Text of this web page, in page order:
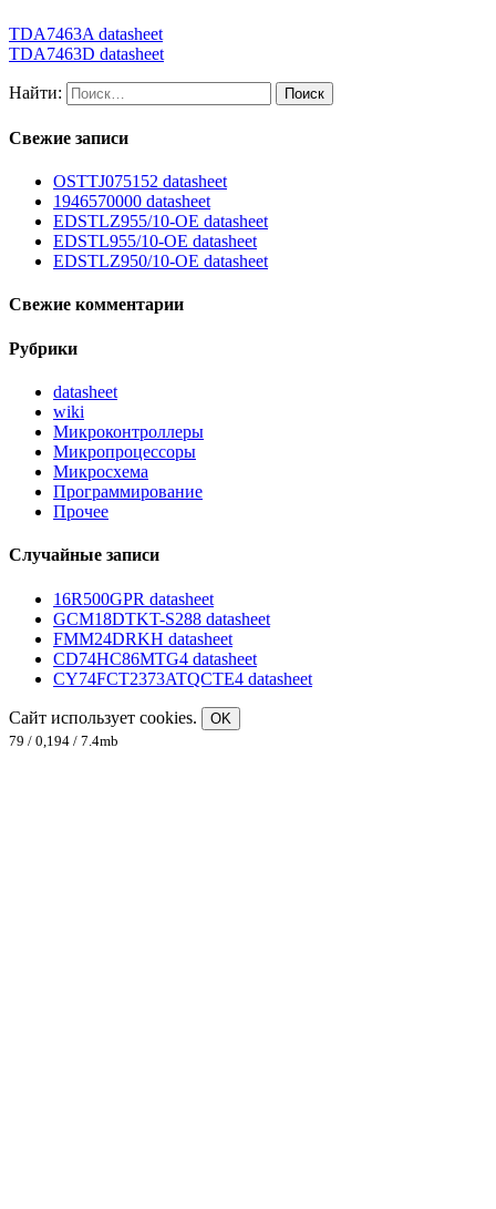
TDA7463A datasheet
TDA7463D datasheet
Найти:
Свежие записи
OSTTJ075152 datasheet
1946570000 datasheet
EDSTLZ955/10-OE datasheet
EDSTL955/10-OE datasheet
EDSTLZ950/10-OE datasheet
Свежие комментарии
Рубрики
datasheet
wiki
Микроконтроллеры
Микропроцессоры
Микросхема
Программирование
Прочее
Случайные записи
16R500GPR datasheet
GCM18DTKT-S288 datasheet
FMM24DRKH datasheet
CD74HC86MTG4 datasheet
CY74FCT2373ATQCTE4 datasheet
Сайт использует cookies.
OK
79 / 0,194 / 7.4mb